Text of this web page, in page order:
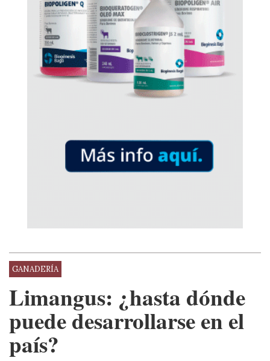
GANADERÍA
Limangus: ¿hasta dónde
puede desarrollarse en el
país?